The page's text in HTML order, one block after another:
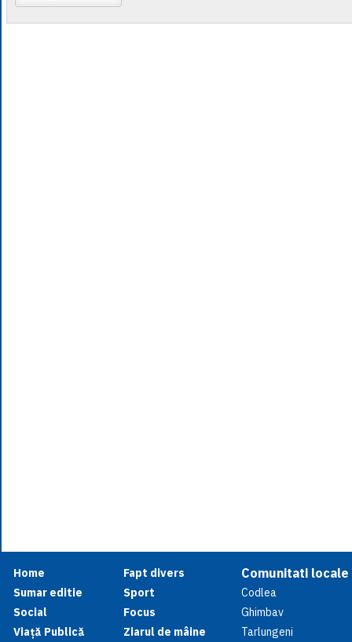
Home
Sumar editie
Social
Viață Publică
Fapt divers
Sport
Focus
Ziarul de mâine
Comunitati locale
Codlea
Ghimbav
Tarlungeni